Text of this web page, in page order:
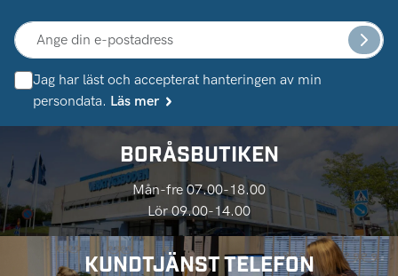
Jag har läst och accepterat hanteringen av min
persondata. Läs mer
BORÅSBUTIKEN
Mån-fre 07.00-18.00
Lör 09.00-14.00
KUNDTJÄNST TELEFON